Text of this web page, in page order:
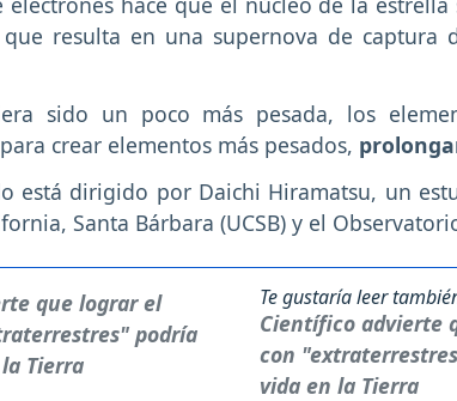
resulta en una supernova de captura
sido un poco más pesada, los
crear elementos más pesados,
está dirigido por Daichi Hiramatsu, un
Santa Bárbara (UCSB) y el
Te gustaría leer
Científico advierte
con
vida en la Tierra